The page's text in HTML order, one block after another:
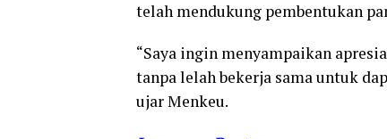
telah mendukung pembentukan
“Saya ingin menyampaikan
tanpa lelah bekerja sama untuk
ujar Menkeu.